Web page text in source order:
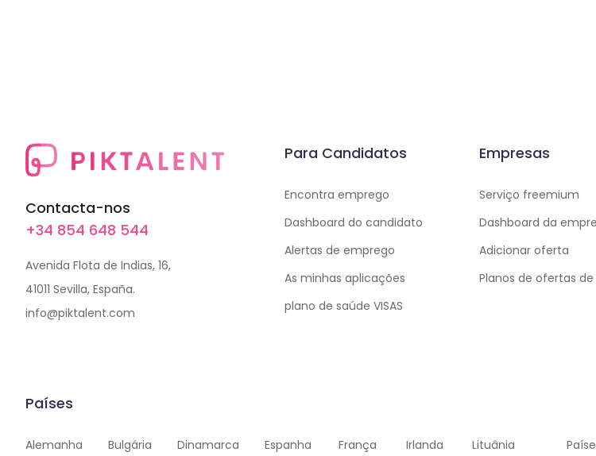
Contacta-nos
+34 854 648 544
Avenida Flota de Indias, 16,
41011 Sevilla, España.
info@piktalent.com
Para Candidatos
Encontra emprego
Dashboard do candidato
Alertas de emprego
As minhas aplicações
plano de saúde VISAS
Empresas
Serviço freemium
Dashboard da
Adicionar oferta
Planos de ofertas
Países
Alemanha Bulgária Dinamarca Espanha França Irlanda Lituânia